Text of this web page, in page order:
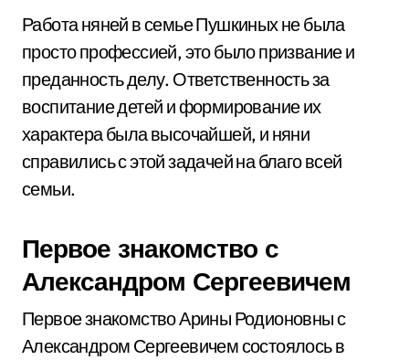
Работа няней в семье Пушкиных не была
просто профессией, это было призвание и
преданность делу. Ответственность за
воспитание детей и формирование их
характера была высочайшей, и няни
справились с этой задачей на благо всей
семьи.
Первое знакомство с
Александром Сергеевичем
Первое знакомство Арины Родионовны с
Александром Сергеевичем состоялось в